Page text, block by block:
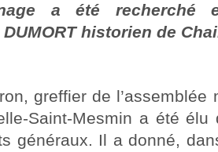
a été
historien de
greffier de
Saint-Mesmin a été
généraux. Il a donné,